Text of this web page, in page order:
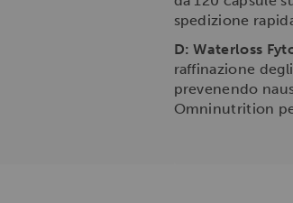
spedizione
D: Waterloss
raffinazione
prevenendo
Omninutrition